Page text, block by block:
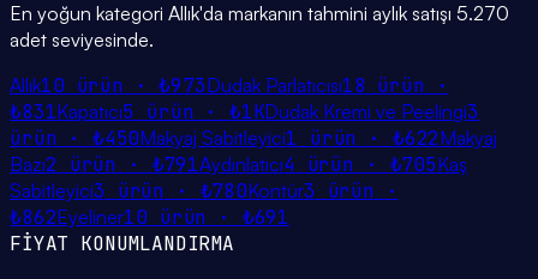
En yoğun kategori Allık'da markanın tahmini aylık satışı 5.270
adet seviyesinde.
Allık10ürün ·₺973Dudak Parlatıcısı18 ürün ·
₺831Kapatıcı5 ürün · ₺1KDudak Kremi ve Peelingi3
ürün · ₺450Makyaj Sabitleyici1 ürün · ₺622Makyaj
Bazı2 ürün · ₺791Aydınlatıcı4 ürün · ₺705Kaş
Sabitleyici3 ürün · ₺780Kontür3 ürün ·
₺862Eyeliner10 ürün · ₺691
FİYAT KONUMLANDIRMA